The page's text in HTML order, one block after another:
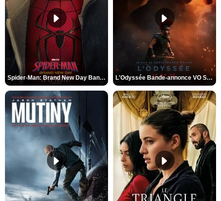
Spider-Man: Brand New Day Bande-annonce VO STFR L'Odyssée Bande-annonce VO STFR